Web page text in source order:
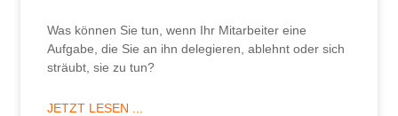
Was können Sie tun, wenn Ihr Mitarbeiter eine
Aufgabe, die Sie an ihn delegieren, ablehnt oder sich
sträubt, sie zu tun?
JETZT LESEN ...